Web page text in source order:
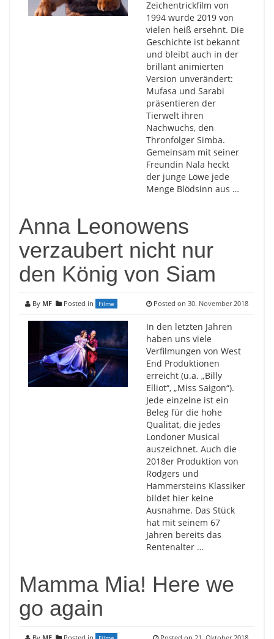
Zeichentrickfilm von
1994 wurde 2019 von
vielen heiß ersehnt. Die
Geschichte ist bekannt
und bleibt auch in der
brillant animierten
Version unverändert:
Mufasa und Sarabi
präsentieren der
Tierwelt ihren
Nachwuchs, den
Thronfolger Simba.
Gemeinsam mit seiner
Freundin Nala heckt
der junge Löwe jede
Menge Blödsinn aus …
Anna Leonowens
verzaubert nicht nur
den König von Siam
By MF Posted in Filme Posted on 30. November 2018
In den letzten Jahren
haben uns viele
Verfilmungen von West
End Produktionen
erreicht (u.a. „Billy
Elliot“, „Miss Saigon“).
Jede einzelne ist ein
Beleg für die hohe
Qualität, die jedes
Londoner Musical
auszeichnet. Auch die
2018er Produktion von
Rodgers und
Hammersteins Klassiker
bildet hier keine
Ausnahme. Das Stück
hat mit seinem 67
Jahren bereits das
Rentenalter …
Mamma Mia! Here we
go again